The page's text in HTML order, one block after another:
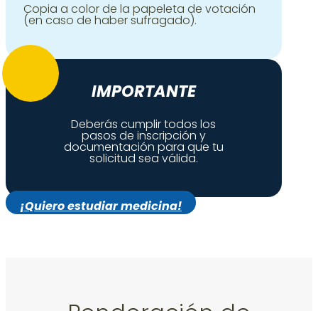
Copia a color de la papeleta de votación
(en caso de haber sufragado).
IMPORTANTE
Deberás cumplir todos los
pasos de inscripción y
documentación para que tu
solicitud sea válida.
¡Quiero estudiar medicina!